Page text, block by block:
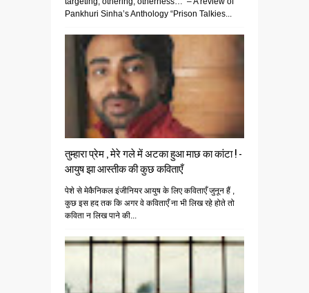
Pankhuri Sinha’s Anthology “Prison Talkies...
तुम्हारा प्रेम , मेरे गले में अटका हुआ माछ का कांटा ! -
आयुष झा आस्तीक की कुछ कविताएँ
पेशे से मेकैनिकल इंजीनियर आयुष के लिए कविताएँ जुनून हैं ,
कुछ इस हद तक कि अगर वे कविताएँ ना भी लिख रहे होते तो
कविता न लिख पाने की...